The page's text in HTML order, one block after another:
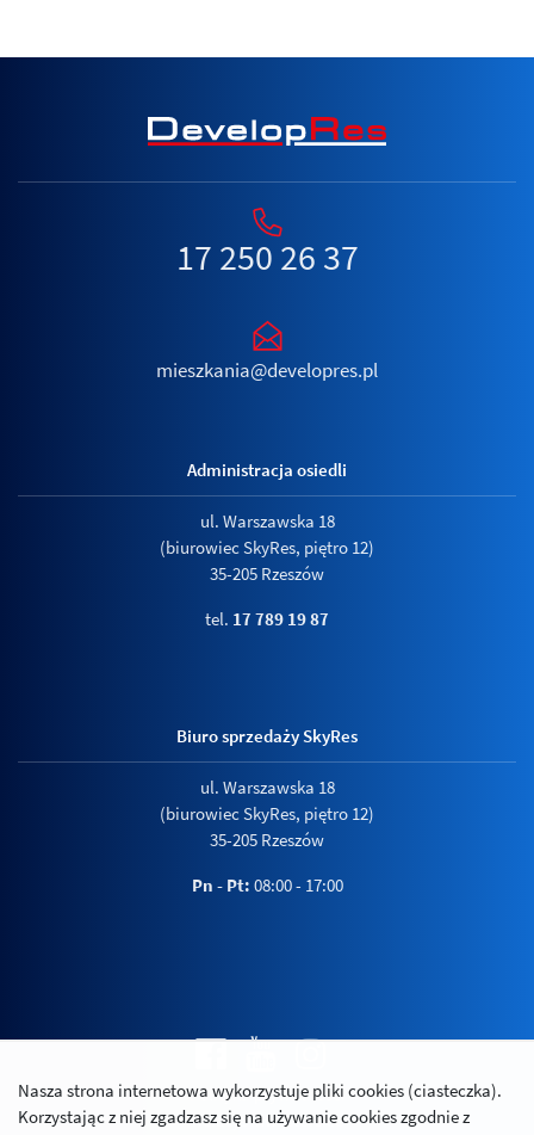
17 250 26 37
mieszkania@developres.pl
Administracja osiedli
ul. Warszawska 18
(biurowiec SkyRes, piętro 12)
35-205 Rzeszów
tel. 17 789 19 87
Biuro sprzedaży SkyRes
ul. Warszawska 18
(biurowiec SkyRes, piętro 12)
35-205 Rzeszów
Pn - Pt: 08:00 - 17:00
Polityka prywatności
Relacje inwestorskie
Nasza strona internetowa wykorzystuje pliki cookies (ciasteczka).
Korzystając z niej zgadzasz się na używanie cookies zgodnie z